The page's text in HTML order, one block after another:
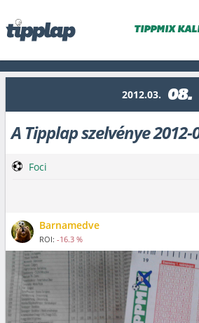
TIPPMIX
2012.03. 08.
A Tipplap szelvénye 2012-
Barnamedve
ROI: -16.3 %
Foci